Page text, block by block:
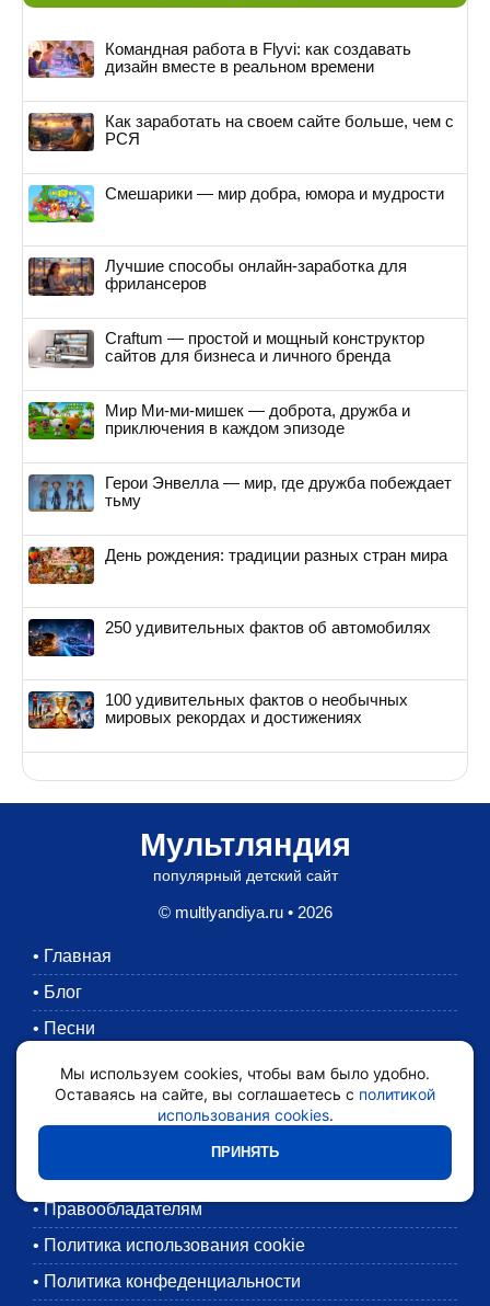
Командная работа в Flyvi: как создавать
дизайн вместе в реальном времени
Как заработать на своем сайте больше, чем с
РСЯ
Смешарики — мир добра, юмора и мудрости
Лучшие способы онлайн-заработка для
фрилансеров
Craftum — простой и мощный конструктор
сайтов для бизнеса и личного бренда
Мир Ми-ми-мишек — доброта, дружба и
приключения в каждом эпизоде
Герои Энвелла — мир, где дружба побеждает
тьму
День рождения: традиции разных стран мира
250 удивительных фактов об автомобилях
100 удивительных фактов о необычных
мировых рекордах и достижениях
Мультляндия
популярный детский сайт
© multlyandiya.ru • 2026
• Главная
• Блог
• Песни
Раскраски
Картинки
•
•
• Правообладателям
• Политика использования cookie
• Политика конфеденциальности
Мы используем cookies, чтобы вам было удобно.
Оставаясь на сайте, вы соглашаетесь с политикой
использования cookies.
ПРИНЯТЬ